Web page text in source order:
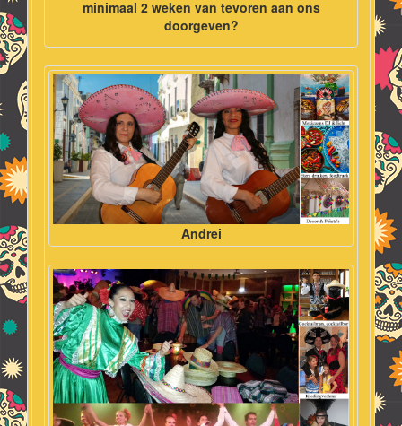
minimaal 2 weken van tevoren aan ons
doorgeven?
Andrei